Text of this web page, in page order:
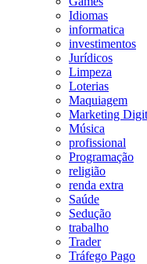
Idiomas
informatica
investimentos
Jurídicos
Limpeza
Loterias
Maquiagem
Marketing
Música
profissional
Programação
religião
renda extra
Saúde
Sedução
trabalho
Trader
Tráfego Pago